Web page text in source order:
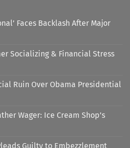
Faces Backlash After Major
Socializing & Financial Stress
Ruin Over Obama Presidential
Wager: Ice Cream Shop’s
Guilty to Embezzlement